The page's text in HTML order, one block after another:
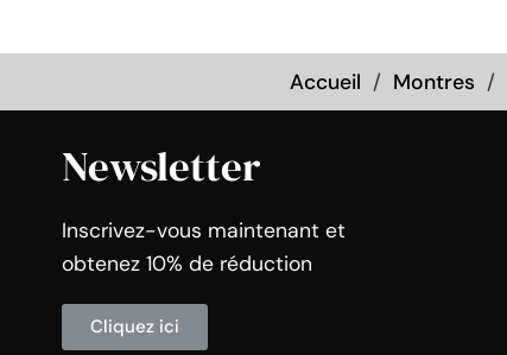
Accueil Montres
Newsletter
Inscrivez-vous maintenant et
obtenez 10% de réduction
Cliquez ici